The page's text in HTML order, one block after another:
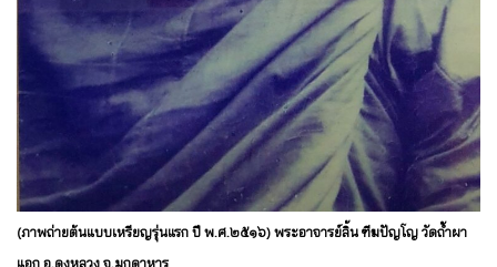
(ภาพถ่ายต้นแบบเหรียญรุ่นแรก ปี พ.ศ.๒๕๑๖) พระอาจารย์ลิ้น ฑีฆปัญโญ วัดถ้ำผา
แอก อ.ดงหลวง จ.มุกดาหาร